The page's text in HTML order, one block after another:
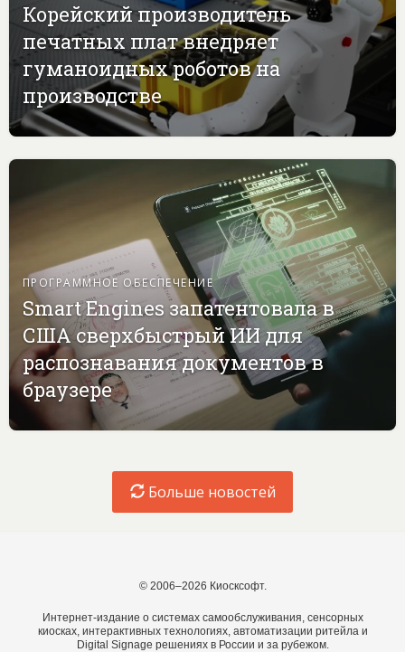
Корейский производитель
печатных плат внедряет
гуманоидных роботов на
производстве
ПРОГРАММНОЕ ОБЕСПЕЧЕНИЕ
Smart Engines запатентовала в
США сверхбыстрый ИИ для
распознавания документов в
браузере
Больше новостей
© 2006–2026 Киосксофт.
Интернет-издание о системах самообслуживания, сенсорных
киосках, интерактивных технологиях, автоматизации ритейла и
Digital Signage решениях в России и за рубежом.